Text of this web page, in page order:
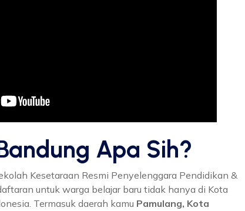
Apa Sih?
Kesetaraan Resmi Penyelenggara Pendidikan &
untuk warga belajar baru tidak hanya di Kota
Termasuk daerah kamu Pamulang, Kota